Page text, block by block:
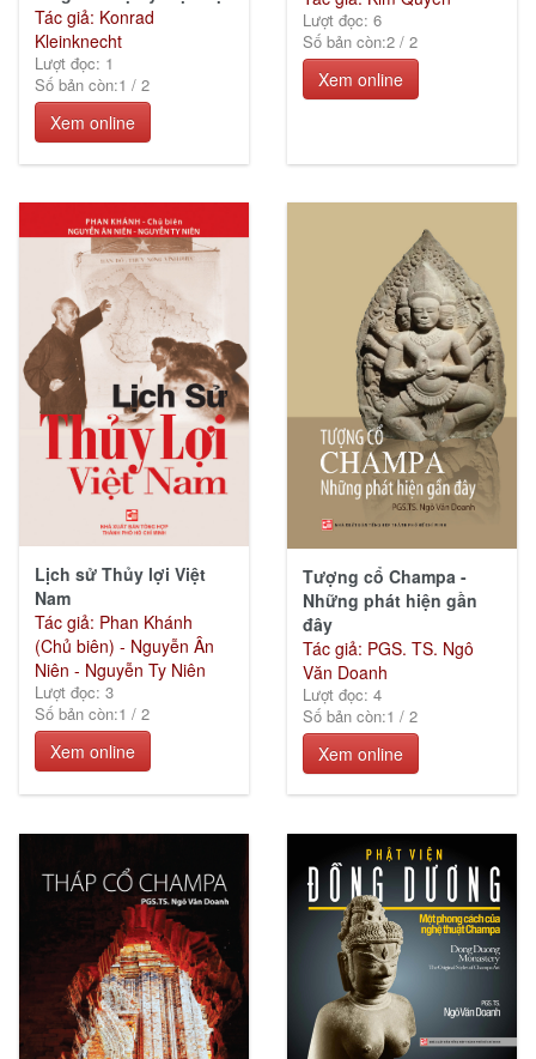
Tác giả: Konrad
Kleinknecht
Lượt đọc: 1
Số bản còn:1 /2
Xem online
Lượt đọc: 6
Số bản còn:2/2
Xem online
Lịch sử Thủy lợi Việt
Nam
Tác giả: Phan Khánh
(Chủ biên) - Nguyễn Ân
Niên - Nguyễn Ty Niên
Lượt đọc: 3
Số bản còn:1 /2
Xem online
Tượng cổ Champa -
Những phát hiện gần
đây
Tác giả: PGS. TS. Ngô
Văn Doanh
Lượt đọc: 4
Số bản còn:1 /2
Xem online